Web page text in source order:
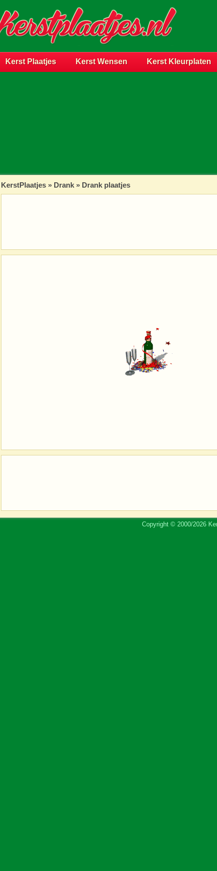
Kerst Plaatjes Kerst Wensen Kerst Kleurplaten
KerstPlaatjes » Drank » Drank plaatjes
Copyright © 2000/2026